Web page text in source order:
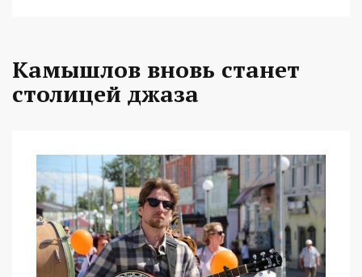
Камышлов вновь станет
столицей джаза